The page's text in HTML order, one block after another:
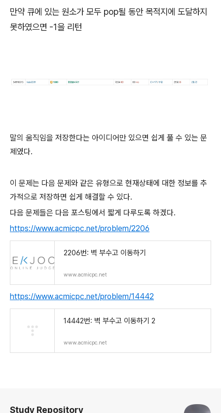
만약 큐에 있는 원소가 모두 pop될 동안 목적지에 도달하지
못하였으면 -1을 리턴
말의 움직임을 저장한다는 아이디어만 있으면 쉽게 풀 수 있는 문
제였다.
이 문제는 다음 문제와 같은 유형으로 현재상태에 대한 정보를 추
가적으로 저장하면 쉽게 해결할 수 있다.
다음 문제들은 다음 포스팅에서 짧게 다루도록 하겠다.
https://www.acmicpc.net/problem/2206
2206번: 벽 부수고 이동하기
www.acmicpc.net
https://www.acmicpc.net/problem/14442
14442번: 벽 부수고 이동하기 2
www.acmicpc.net
Study Repository